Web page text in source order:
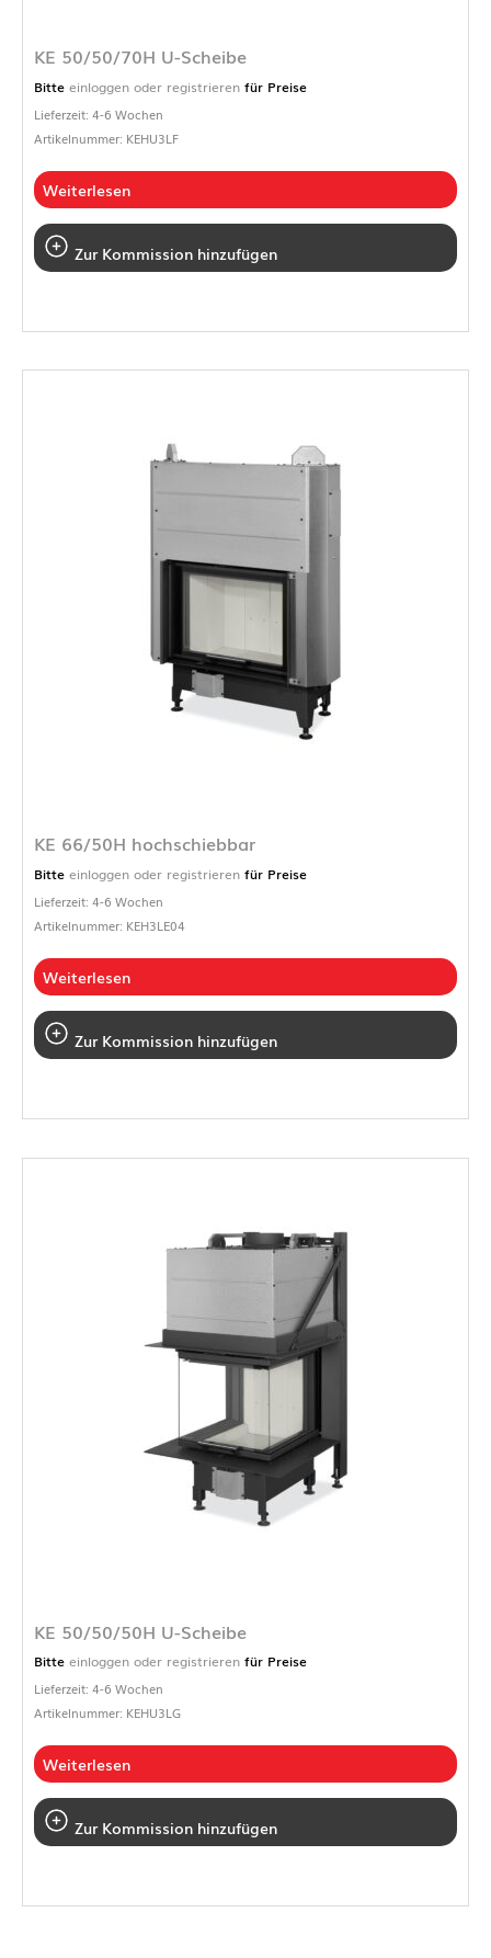
KE 50/50/70H U-Scheibe
Bitte einloggen oder registrieren für Preise
Lieferzeit: 4-6 Wochen
Artikelnummer: KEHU3LF
Weiterlesen
Zur Kommission hinzufügen
KE 66/50H hochschiebbar
Bitte einloggen oder registrieren für Preise
Lieferzeit: 4-6 Wochen
Artikelnummer: KEH3LE04
Weiterlesen
Zur Kommission hinzufügen
KE 50/50/50H U-Scheibe
Bitte einloggen oder registrieren für Preise
Lieferzeit: 4-6 Wochen
Artikelnummer: KEHU3LG
Weiterlesen
Zur Kommission hinzufügen